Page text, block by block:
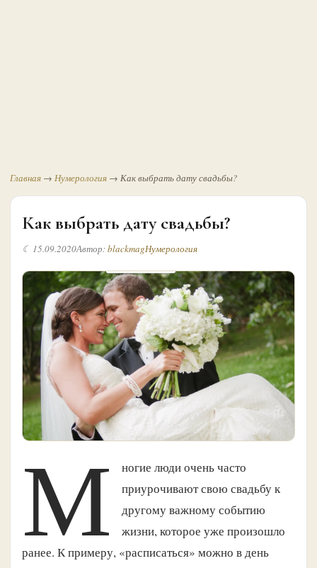
Главная → Нумерология → Как выбрать дату свадьбы?
Как выбрать дату свадьбы?
☾ 15.09.2020Автор:blackmagНумерология
М
ногие люди очень часто
приурочивают свою свадьбу к
другому важному событию
жизни, которое уже произошло
ранее. К примеру, «расписаться» можно в день